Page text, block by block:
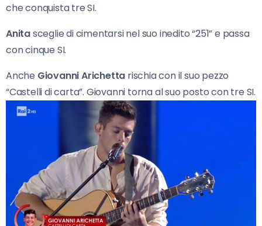
che conquista tre SI.
Anitasceglie di cimentarsi nel suo inedito “251” e passa
con cinque SI.
Anche Giovanni Arichetta rischia con il suo pezzo
“Castelli di carta”. Giovanni torna al suo posto con tre SI.